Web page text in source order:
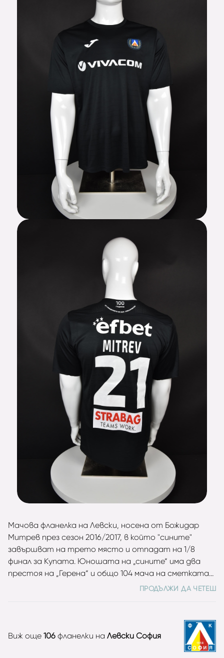
Мачова фланелка на Левски, носена от Божидар
Митрев през сезон 2016/2017, в който "сините"
завършват на трето място и отпадат на 1/8
финал за Купата. Юношата на „сините“ има два
престоя на „Герена“ и общо 104 мача на сметката
си във всички турнири. Двукратен шампион (2007,
ПРОДЪЛЖИ ДА ЧЕТЕШ
Виж още 106 фланелки на Левски София